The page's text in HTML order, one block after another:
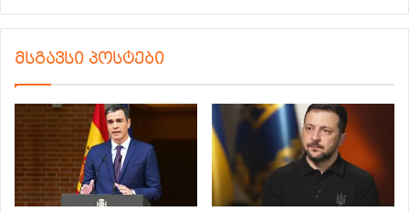
მსგავსი პოსტები